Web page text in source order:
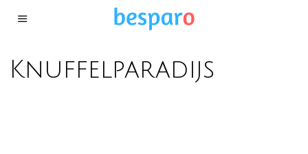
Knuffelparadijs